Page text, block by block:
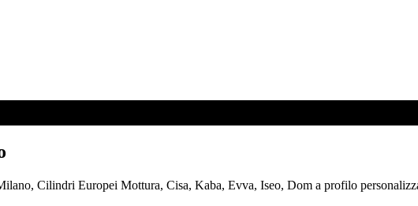
Cilindri Europei Mottura, Cisa, Kaba, Evva, Iseo, Dom a profilo